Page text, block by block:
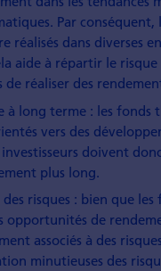
Par conséquent,
réalisés dans diverses
aide à répartir le
de réaliser des
à long terme : les fonds
vers des
doivent
plus long.
risques : bien que
opportunités de
associés à des
minutieuses des